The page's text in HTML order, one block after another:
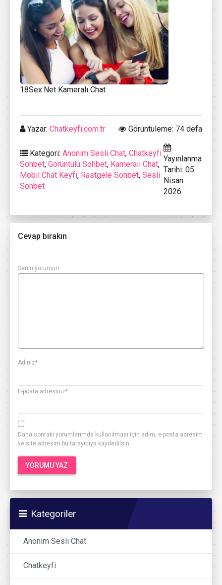
18Sex.Net Kameralı Chat
Yazar: Chatkeyfi.com.tr Görüntüleme: 74 defa
Kategori: Anonim Sesli Chat, Chatkeyfi
Sohbet, Görüntülü Sohbet, Kameralı Chat,
Mobil Chat Keyfi, Rastgele Sohbet, Sesli
Sohbet
Yayınlanma
Tarihi: 05
Nisan
2026
Cevap bırakın
Senin yorumun
Adınız*
E-posta adresiniz*
Daha sonraki yorumlarımda kullanılması için adım, e-posta adresim
ve site adresim bu tarayıcıya kaydedilsin.
Kategoriler
Anonim Sesli Chat
Chatkeyfi